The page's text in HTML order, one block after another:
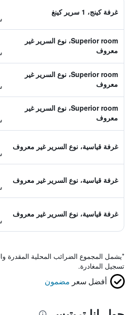
غرفة كينج، 1 سرير كينغ
Superior room، نوع السرير غير
معروف
Superior room، نوع السرير غير
معروف
Superior room، نوع السرير غير
معروف
غرفة قياسية، نوع السرير غير معروف
غرفة قياسية، نوع السرير غير معروف
غرفة قياسية، نوع السرير غير معروف
*يشمل المجموع الضرائب المحلية المقدرة
تسجيل المغادرة.
أفضل سعر مضمون